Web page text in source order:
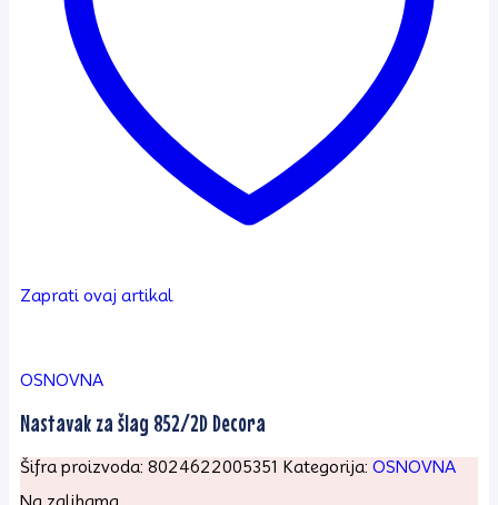
Zaprati ovaj artikal
OSNOVNA
Nastavak za šlag 852/2D Decora
Šifra proizvoda: 8024622005351 Kategorija: OSNOVNA
Na zalihama